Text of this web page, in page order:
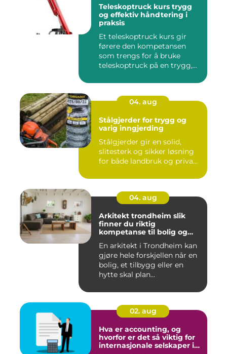
Teleskoptruck kurs trygg
og effektiv håndtering i
praksis
Et teleskoptruck kurs gir
førere den kompetansen
som trengs for å bruke
teleskoptruck på en trygg,
04. aug
Stålgjerder for trygg og
varig inngjerding
Stålgjerder gir en solid,
slitesterk og sikker løsning
for både landbruk og priva...
04. aug
Arkitekt trondheim slik
finner du riktig
kompetanse til bolig og
En arkitekt i Trondheim kan
gjøre hele forskjellen når en
bolig, et tilbygg eller en
hytte skal plan...
02. aug
Hva er accounting, og
hvorfor er det så viktig for
internasjonale selskaper i